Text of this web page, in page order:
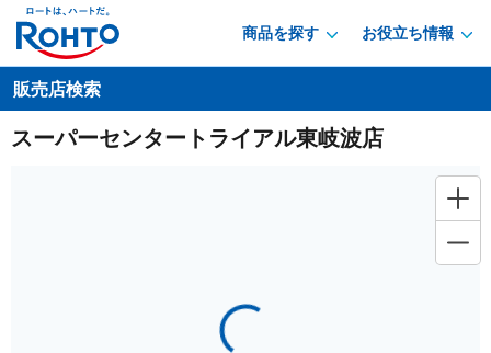
商品を探す お役立ち情報
販売店検索
スーパーセンタートライアル東岐波店
Loading...